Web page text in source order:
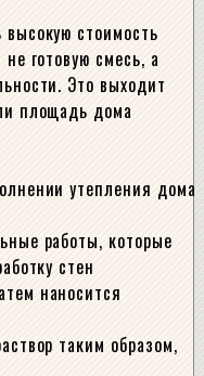
стоимость
готовую смесь, а
Это выходит
площадь дома
утепления дома
работы, которые
стен
наносится
таким образом,